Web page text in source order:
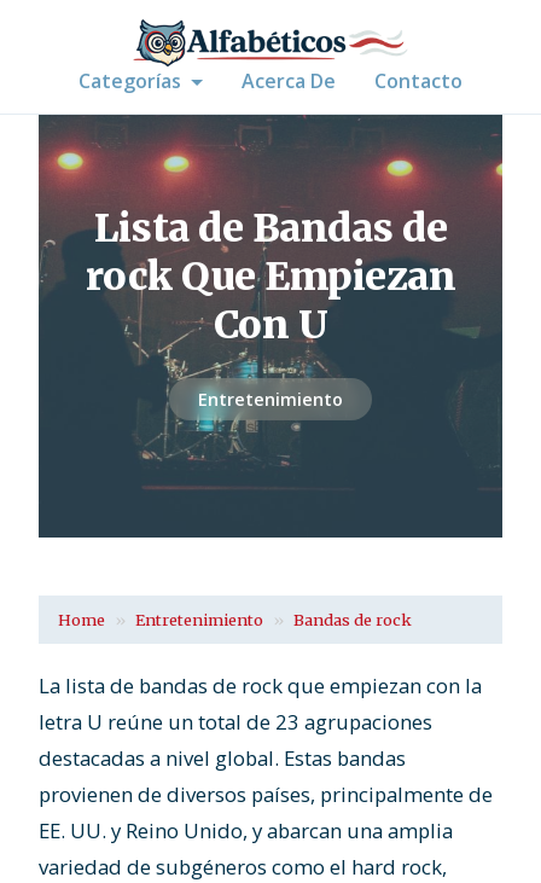
Categorías Acerca De Contacto
Lista de Bandas de
rock Que Empiezan
Con U
Entretenimiento
Home Entretenimiento Bandas de rock
La lista de bandas de rock que empiezan con la
letra U reúne un total de 23 agrupaciones
destacadas a nivel global. Estas bandas
provienen de diversos países, principalmente de
EE. UU. y Reino Unido, y abarcan una amplia
variedad de subgéneros como el hard rock,